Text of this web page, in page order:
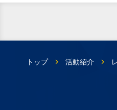
トップ 活動紹介